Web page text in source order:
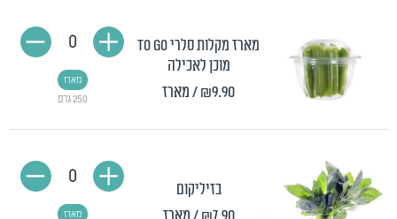
מארז מקלות סלרי TO GO
מוכן לאכילה
₪9.90/ מארז 250 גרם
מארז
0
בזיליקום
מארז
0